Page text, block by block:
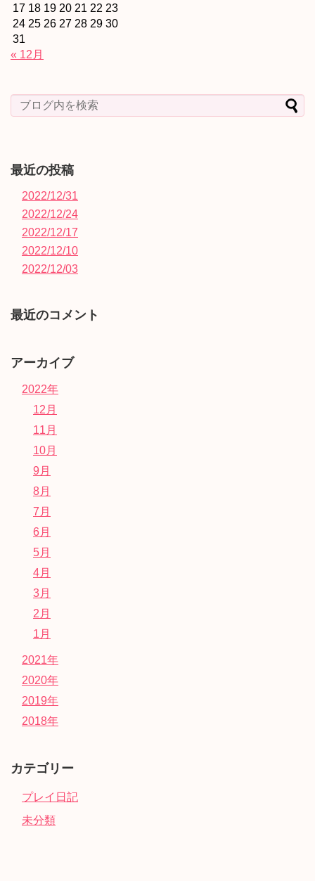
17 18 19 20 21 22 23
24 25 26 27 28 29 30
31
« 12月
最近の投稿
2022/12/31
2022/12/24
2022/12/17
2022/12/10
2022/12/03
最近のコメント
アーカイブ
2022年
12月
11月
10月
9月
8月
7月
6月
5月
4月
3月
2月
1月
2021年
2020年
2019年
2018年
カテゴリー
プレイ日記
未分類